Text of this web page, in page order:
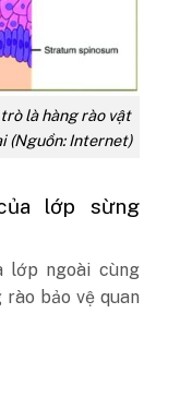
là hàng rào vật
(Nguồn: Internet)
lớp sừng
lớp ngoài cùng
bảo vệ quan